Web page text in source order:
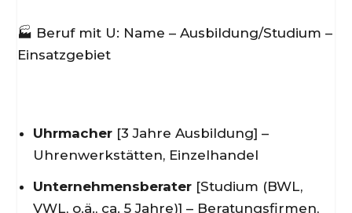
🏭 Beruf mit U: Name – Ausbildung/Studium –
Einsatzgebiet
Uhrmacher[3 Jahre Ausbildung] –
Uhrenwerkstätten, Einzelhandel
Unternehmensberater[Studium (BWL,
VWL, o.ä., ca. 5 Jahre)] – Beratungsfirmen,